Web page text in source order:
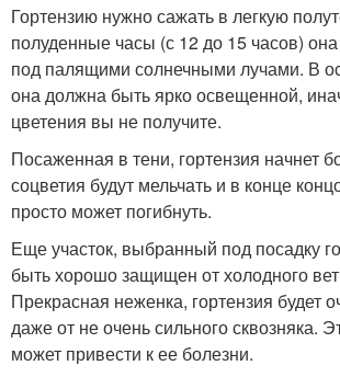
Гортензию нужно сажать в легкую
полуденные часы (с 12 до 15 часов)
под палящими солнечными лучами. В
она должна быть ярко освещенной,
цветения вы не получите.
Посаженная в тени, гортензия начнет
соцветия будут мельчать и в конце
просто может погибнуть.
Еще участок, выбранный под посадку
быть хорошо защищен от холодного
Прекрасная неженка, гортензия будет
даже от не очень сильного сквозняка.
может привести к ее болезни.